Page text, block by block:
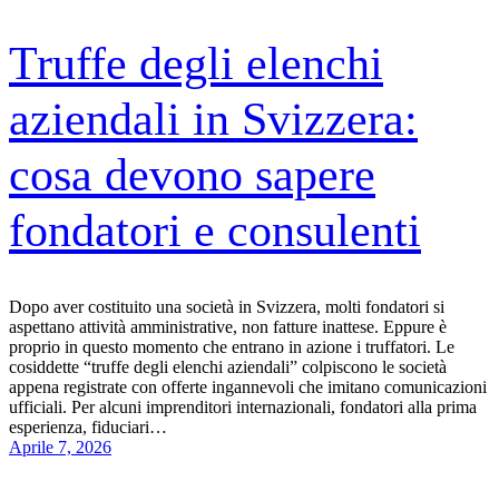
Truffe degli elenchi
aziendali in Svizzera:
cosa devono sapere
fondatori e consulenti
Dopo aver costituito una società in Svizzera, molti fondatori si
aspettano attività amministrative, non fatture inattese. Eppure è
proprio in questo momento che entrano in azione i truffatori. Le
cosiddette “truffe degli elenchi aziendali” colpiscono le società
appena registrate con offerte ingannevoli che imitano comunicazioni
ufficiali. Per alcuni imprenditori internazionali, fondatori alla prima
esperienza, fiduciari…
Aprile 7, 2026